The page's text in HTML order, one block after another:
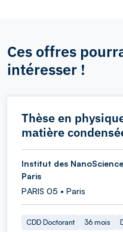
Ces offres
intéresser !
Thèse en
matière
Institut des
Paris
PARIS 05 • Paris
CDD Doctorant 36 mois